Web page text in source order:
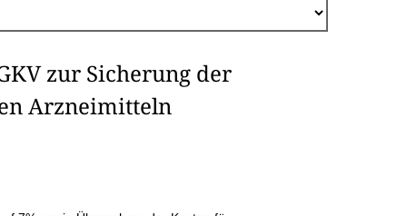
zur Sicherung der
Arzneimitteln